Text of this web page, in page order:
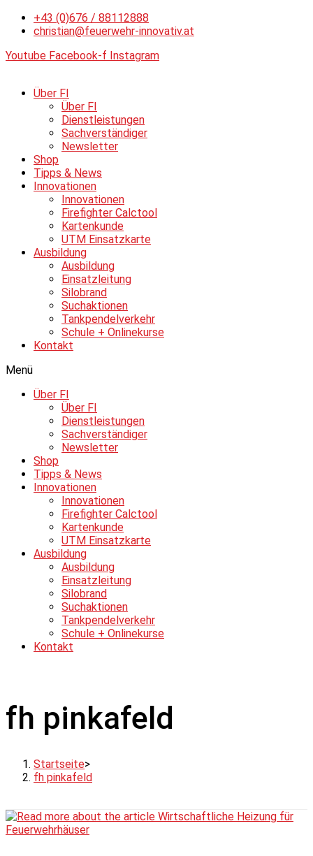
Zum
Inhalt
+43 (0)676 / 88112888
christian@feuerwehr-innovativ.at
Youtube Facebook-f Instagram
Über FI
Über FI
Dienstleistungen
Sachverständiger
Newsletter
Shop
Tipps & News
Innovationen
Innovationen
Firefighter Calctool
Kartenkunde
UTM Einsatzkarte
Ausbildung
Ausbildung
Einsatzleitung
Silobrand
Suchaktionen
Tankpendelverkehr
Schule + Onlinekurse
Kontakt
Menü
Über FI
Über FI
Dienstleistungen
Sachverständiger
Newsletter
Shop
Tipps & News
Innovationen
Innovationen
Firefighter Calctool
Kartenkunde
UTM Einsatzkarte
Ausbildung
Ausbildung
Einsatzleitung
Silobrand
Suchaktionen
Tankpendelverkehr
Schule + Onlinekurse
Kontakt
fh pinkafeld
Startseite>
fh pinkafeld